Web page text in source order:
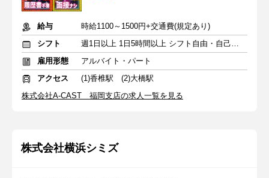
給与
時給1100～1500円+交通費(規定あり)
シフト
週1日以上 1日5時間以上 シフト自由・自己申告
雇用形態
アルバイト・パート
アクセス
(1)香椎駅 (2)大橋駅
株式会社A-CAST 福岡支店の求人一覧を見る
株式会社横浜シミズ